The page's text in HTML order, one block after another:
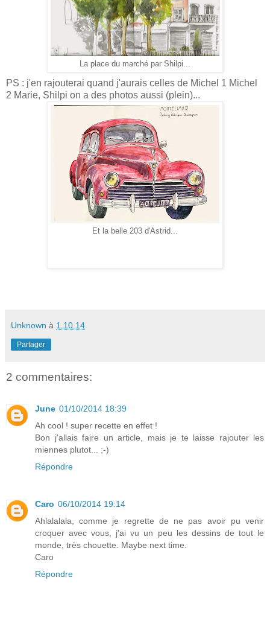
La place du marché par Shilpi...
PS : j'en rajouterai quand j'aurais celles de Michel 1 Michel
2 Marie, Shilpi on a des photos aussi (plein)...
Et la belle 203 d'Astrid...
Unknown à 1.10.14
Partager
2 commentaires:
June 01/10/2014 18:39
Ah cool ! super recette en effet !
Bon j'allais faire un article, mais je te laisse rajouter les
miennes plutot... ;-)
Répondre
Caro 06/10/2014 19:14
Ahlalalala, comme je regrette de ne pas avoir pu venir
croquer avec vous, j'ai vu un peu les dessins de tout le
monde, très chouette. Maybe next time.
Caro
Répondre